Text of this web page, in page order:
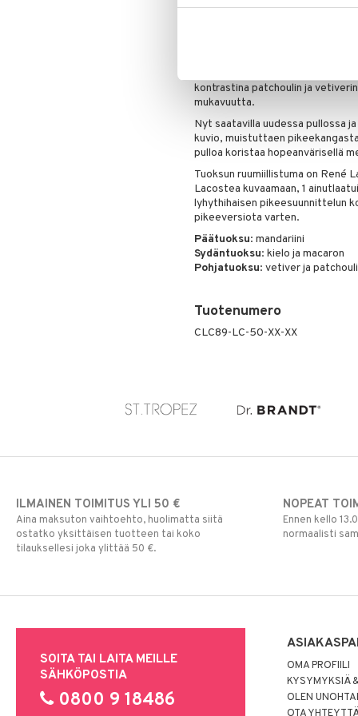
Tuoksuperhe: Kukkainen –
L.12.12 Rose Sparkling -tuoksu,
pikeepaidasta, paljastaa
kontrastina patchoulin ja
mukavuutta.
Nyt saatavilla uudessa pullossa
kuvio, muistuttaen
pulloa koristaa hopeanvärisellä
Tuoksun ruumiillistuma on René
Lacostea kuvaamaan, 1
lyhythihaisen pikeesuunnittelun
pikeeversiota varten.
Päätuoksu: mandariini
Sydäntuoksu: kielo ja macaron
Pohjatuoksu: vetiver ja patchouli
Tuotenumero
CLC89-LC-50-XX-XX
ILMAINEN TOIMITUS YLI 50 €
Aina maksuton vaihtoehto, huolimatta siitä
ostatko yksittäisen tuotteen tai koko
tilauksellesi joka ylittää 50 €.
NOPEAT
Ennen kello
normaalisti
SOITA TAI LAITA MEILLE
SÄHKÖPOSTIA
0800 9 18486
OMA PROFIILI
KYSYMYKSIÄ
OLEN